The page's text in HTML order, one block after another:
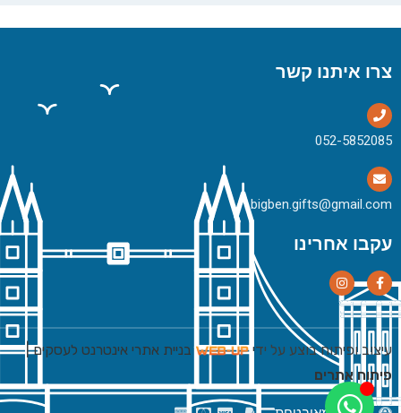
צרו איתנו קשר
bigben.gifts@gmail.com
עקבו אחרינו
עיצוב ופיתוח בוצע על ידי בניית אתרי אינטרנט לעסקים|
פיתוח אתרים